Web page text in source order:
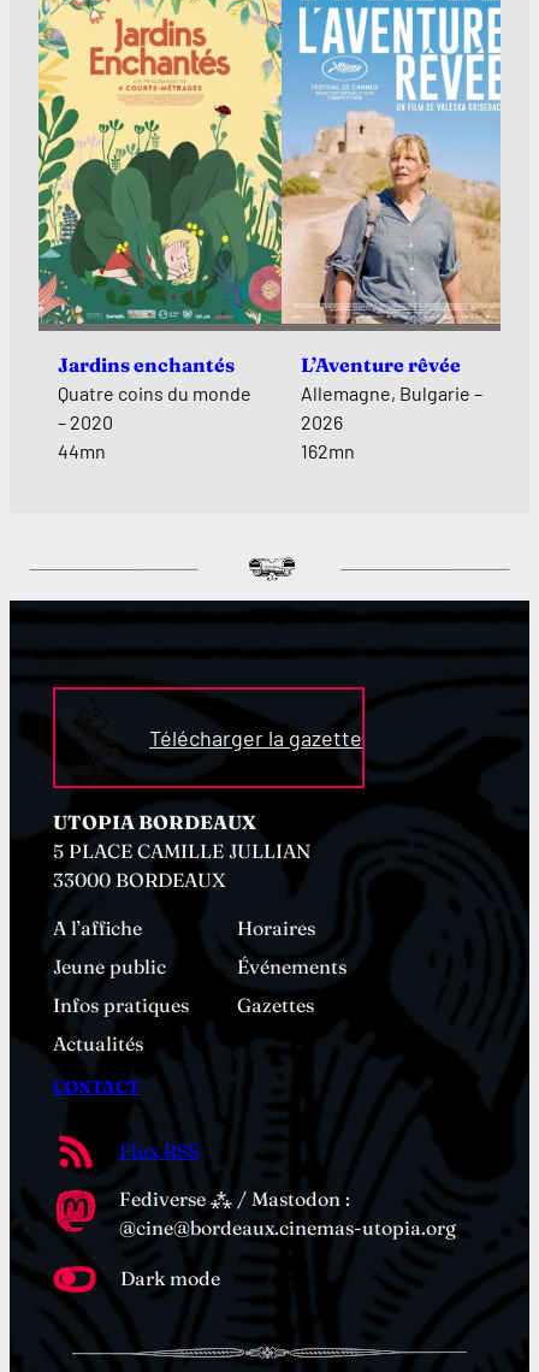
Jardins enchantés
Quatre coins du monde
– 2020
44mn
L’Aventure rêvée
Allemagne, Bulgarie –
2026
162mn
Télécharger la gazette
UTOPIA BORDEAUX
5 PLACE CAMILLE JULLIAN
33000 BORDEAUX
A l’affiche
Horaires
Jeune public
Événements
Infos pratiques
Gazettes
Actualités
CONTACT
Flux RSS
Fediverse ⁂ / Mastodon :
@cine@bordeaux.cinemas-utopia.org
Dark mode